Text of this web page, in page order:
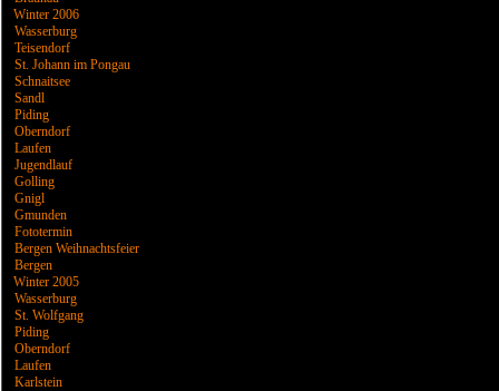
Winter 2006
Wasserburg
Teisendorf
St. Johann im Pongau
Schnaitsee
Sandl
Piding
Oberndorf
Laufen
Jugendlauf
Golling
Gnigl
Gmunden
Fototermin
Bergen Weihnachtsfeier
Bergen
Winter 2005
Wasserburg
St. Wolfgang
Piding
Oberndorf
Laufen
Karlstein